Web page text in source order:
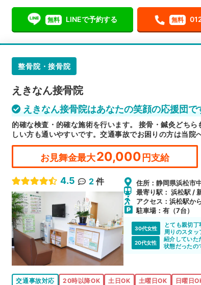
無料 LINEで予約する 無料
整骨院・接骨院
えきなん接骨院
えきなん接骨院はあなたの笑顔の応援団で
的確な検査・的確な施術を行います。 接骨・鍼灸どち
しい方も通いやすいです。交通事故でお困りの方は当院
お見舞金最大20,000 円支給
4.5 2 件
住所：静岡県浜松市
最寄り駅： 浜松駅 /
アクセス：浜松駅か
駐車場：有（7台）
30代女性
とても親切丁
周りのスタッ
20代女性
紹介していた
状態だったの
交通事故対応 20時以降OK 土日OK 土曜日OK 日曜日